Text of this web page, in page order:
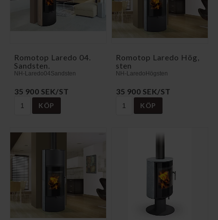
Romotop Laredo 04.
Sandsten.
NH-Laredo04Sandsten
35 900 SEK/ST
KÖP
Romotop Laredo Hög,
sten
NH-LaredoHögsten
35 900 SEK/ST
KÖP